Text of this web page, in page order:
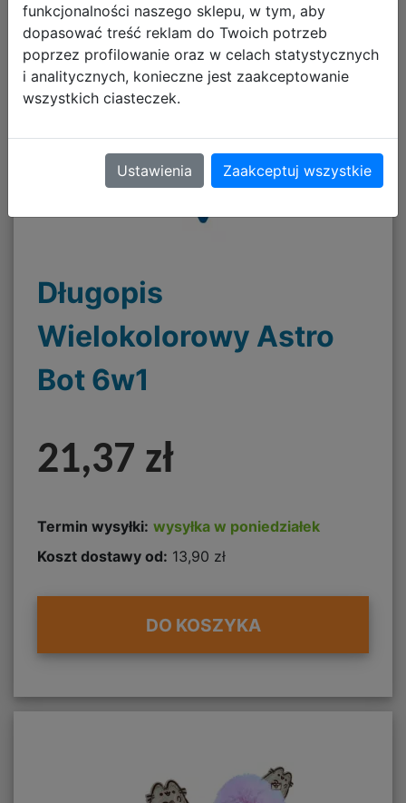
Długopis
Wielokolorowy Astro
Bot 6w1
21,37 zł
Termin wysyłki: wysyłka w poniedziałek
Koszt dostawy od: 13,90 zł
DO KOSZYKA
funkcjonalności naszego sklepu, w tym, aby
dopasować treść reklam do Twoich potrzeb
poprzez profilowanie oraz w celach statystycznych
i analitycznych, konieczne jest zaakceptowanie
wszystkich ciasteczek.
Ustawienia Zaakceptuj wszystkie